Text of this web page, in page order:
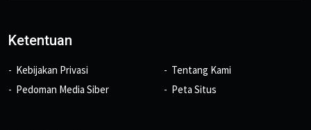
Ketentuan
Kebijakan Privasi
Pedoman Media Siber
Tentang Kami
Peta Situs